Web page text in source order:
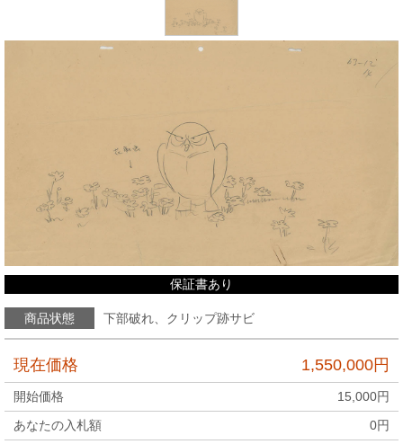
保証書あり
商品状態 下部破れ、クリップ跡サビ
現在価格 1,550,000円
開始価格 15,000円
あなたの入札額
0円